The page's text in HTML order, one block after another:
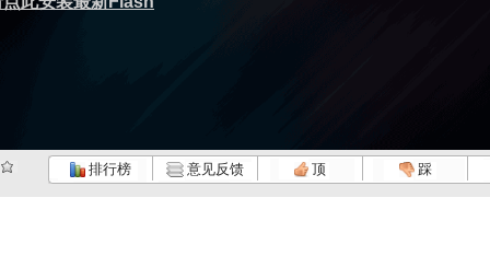
排行榜 意见反馈 顶 踩